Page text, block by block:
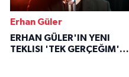
Erhan Güler
ERHAN GÜLER'IN YENI
TEKLISI 'TEK GERÇEĞIM'LE